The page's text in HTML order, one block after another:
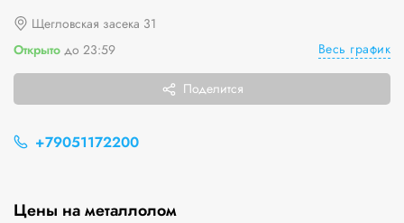
Щегловская засека 31
Открыто до 23:59 Весь график
Поделится
+79051172200
Цены на металлолом